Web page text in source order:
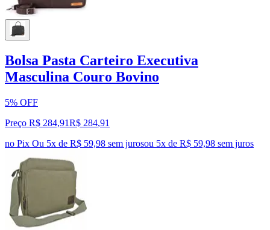
Bolsa Pasta Carteiro Executiva
Masculina Couro Bovino
5% OFF
Preço R$ 284,91R$ 284,91
no Pix Ou 5x de R$ 59,98 sem jurosou 5x de R$ 59,98 sem juros